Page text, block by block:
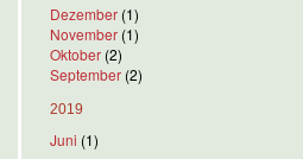
Dezember (1)
November (1)
Oktober (2)
September (2)
2019
Juni (1)